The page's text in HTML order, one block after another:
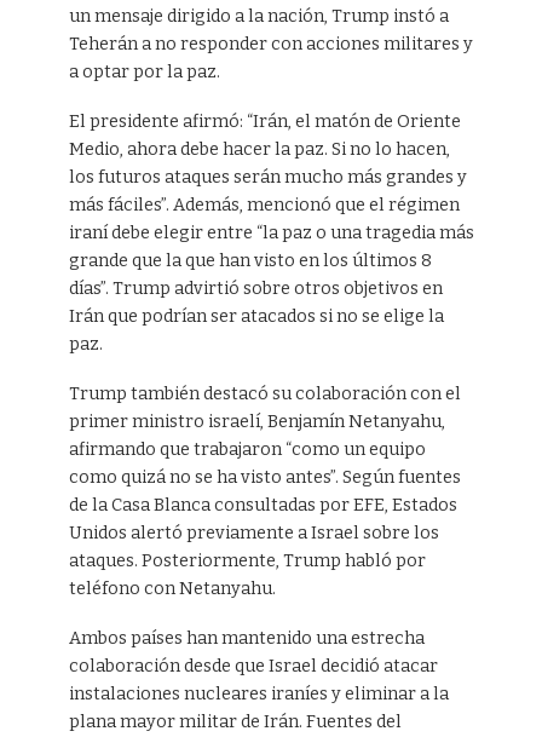
un mensaje dirigido a la nación, Trump instó a
Teherán a no responder con acciones militares y
a optar por la paz.
El presidente afirmó: “Irán, el matón de Oriente
Medio, ahora debe hacer la paz. Si no lo hacen,
los futuros ataques serán mucho más grandes y
más fáciles”. Además, mencionó que el régimen
iraní debe elegir entre “la paz o una tragedia más
grande que la que han visto en los últimos 8
días”. Trump advirtió sobre otros objetivos en
Irán que podrían ser atacados si no se elige la
paz.
Trump también destacó su colaboración con el
primer ministro israelí, Benjamín Netanyahu,
afirmando que trabajaron “como un equipo
como quizá no se ha visto antes”. Según fuentes
de la Casa Blanca consultadas por EFE, Estados
Unidos alertó previamente a Israel sobre los
ataques. Posteriormente, Trump habló por
teléfono con Netanyahu.
Ambos países han mantenido una estrecha
colaboración desde que Israel decidió atacar
instalaciones nucleares iraníes y eliminar a la
plana mayor militar de Irán. Fuentes del